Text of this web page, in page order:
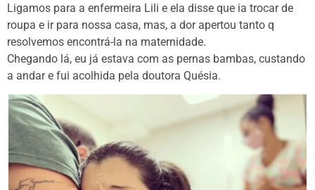
Ligamos para a enfermeira Lili e ela disse que ia trocar de
roupa e ir para nossa casa, mas, a dor apertou tanto q
resolvemos encontrá-la na maternidade.
Chegando lá, eu já estava com as pernas bambas, custando
a andar e fui acolhida pela doutora Quésia.